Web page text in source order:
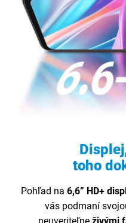
toho
Pohľad na 6,6” HD+
vás podmaní